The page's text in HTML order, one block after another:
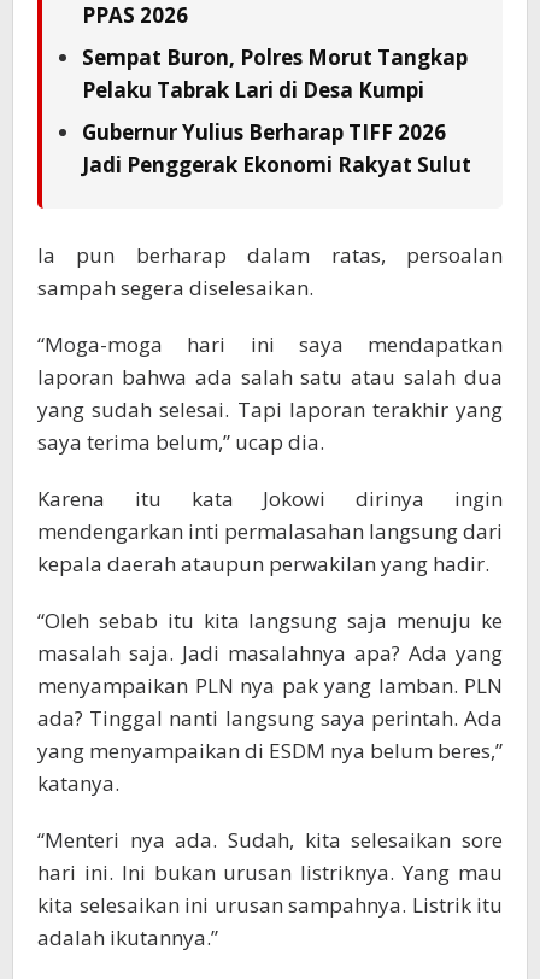
PPAS 2026
Sempat Buron, Polres Morut Tangkap
Pelaku Tabrak Lari di Desa Kumpi
Gubernur Yulius Berharap TIFF 2026
Jadi Penggerak Ekonomi Rakyat Sulut
Ia pun berharap dalam ratas, persoalan
sampah segera diselesaikan.
“Moga-moga hari ini saya mendapatkan
laporan bahwa ada salah satu atau salah dua
yang sudah selesai. Tapi laporan terakhir yang
saya terima belum,” ucap dia.
Karena itu kata Jokowi dirinya ingin
mendengarkan inti permalasahan langsung dari
kepala daerah ataupun perwakilan yang hadir.
“Oleh sebab itu kita langsung saja menuju ke
masalah saja. Jadi masalahnya apa? Ada yang
menyampaikan PLN nya pak yang lamban. PLN
ada? Tinggal nanti langsung saya perintah. Ada
yang menyampaikan di ESDM nya belum beres,”
katanya.
“Menteri nya ada. Sudah, kita selesaikan sore
hari ini. Ini bukan urusan listriknya. Yang mau
kita selesaikan ini urusan sampahnya. Listrik itu
adalah ikutannya.”